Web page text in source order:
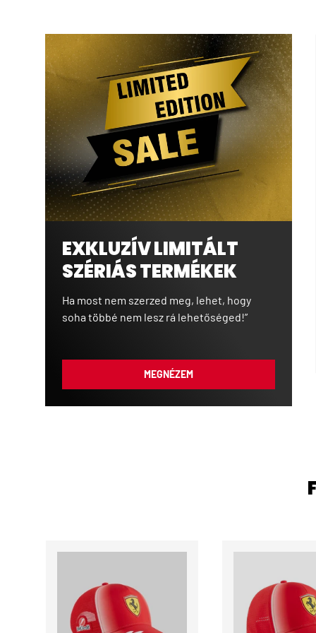
EXKLUZÍV LIMITÁLT
SZÉRIÁS TERMÉKEK
Ha most nem szerzed meg, lehet, hogy
soha többé nem lesz rá lehetőséged!”
MEGNÉZEM